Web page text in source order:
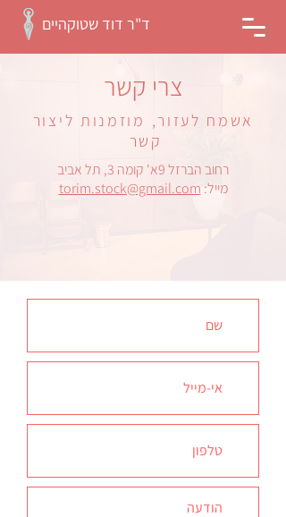
ד"ר דוד שטוקהיים
צרי קשר
אשמח לעזור, מוזמנות ליצור
קשר
רחוב הברזל 9א' קומה 3, תל אביב
מייל: torim.stock@gmail.com